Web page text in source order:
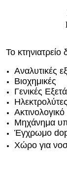
Το κτηνιατρείο
Αναλυτικές
Βιοχημικές
Γενικές
Ηλεκτρολύτες
Μηχάνημα
Έγχρωμο
Χώρο για